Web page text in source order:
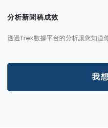
分析新聞稿成效
透過Trek數據平台的分析讓您知道
我